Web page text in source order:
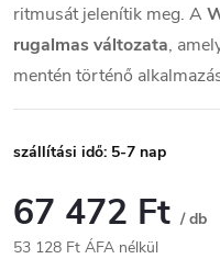
ritmusát jelenítik meg. A
rugalmas változata,
mentén történő
szállítási idő: 5-7 nap
67 472 Ft / db
53 128 Ft ÁFA nélkül